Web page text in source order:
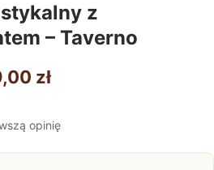
z
– Taverno
złZakres
od
opinię